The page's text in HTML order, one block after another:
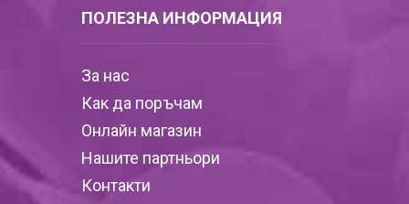
ПОЛЕЗНА ИНФОРМАЦИЯ
За нас
Как да поръчам
Онлайн магазин
Нашите партньори
Контакти